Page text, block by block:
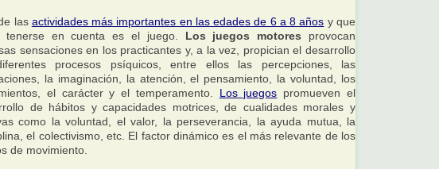
las actividades más importantes en las edades de 6 a 8 años y que
tenerse en cuenta es el juego. Los juegos motores provocan
sensaciones en los practicantes y, a la vez, propician el desarrollo
procesos psíquicos, entre ellos las percepciones, las
la imaginación, la atención, el pensamiento, la voluntad, los
el carácter y el temperamento. Los juegos promueven el
de hábitos y capacidades motrices, de cualidades morales y
como la voluntad, el valor, la perseverancia, la ayuda mutua, la
el colectivismo, etc. El factor dinámico es el más relevante de los
de movimiento.